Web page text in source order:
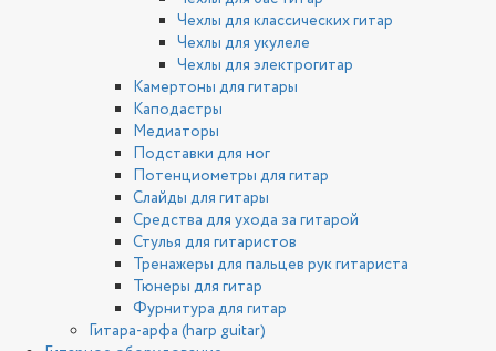
Чехлы для классических гитар
Чехлы для укулеле
Чехлы для электрогитар
Камертоны для гитары
Каподастры
Медиаторы
Подставки для ног
Потенциометры для гитар
Слайды для гитары
Средства для ухода за гитарой
Стулья для гитаристов
Тренажеры для пальцев рук гитариста
Тюнеры для гитар
Фурнитура для гитар
Гитара-арфа (harp guitar)